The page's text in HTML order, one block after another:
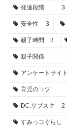
発達段階 3
安全性 3
親子時間 3
親子関係
アンケートサイト
育児のコツ
DC.サブスク 2
すみっコぐらし